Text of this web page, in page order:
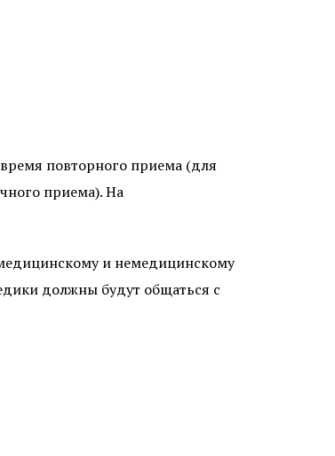
повторного приема (для
приема). На
и немедицинскому
должны будут общаться с